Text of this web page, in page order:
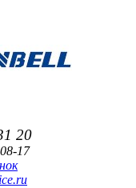
20
17